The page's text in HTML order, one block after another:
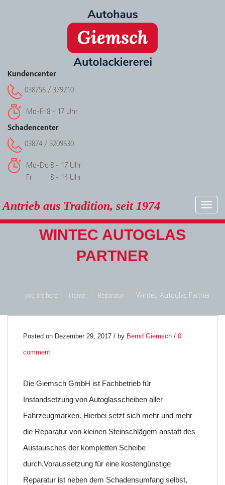
Kundencenter
038756 / 379710
Mo-Fr 8 - 17 Uhr
Schadencenter
03874 / 3209630
Mo-Do 8 - 17 Uhr
Fr
8 - 14 Uhr
Antrieb aus Tradition, seit 1974
WINTEC AUTOGLAS
PARTNER
you are here: Home Reparatur Wintec Autoglas Partner
29
DEZ.
0
Posted on Dezember 29, 2017 / by Bernd Giemsch / 0
comment
Die Giemsch GmbH ist Fachbetrieb für
Instandsetzung von Autoglasscheiben aller
Fahrzeugmarken. Hierbei setzt sich mehr und mehr
die Reparatur von kleinen Steinschlägem anstatt des
Austausches der kompletten Scheibe
durch.Voraussetzung für eine kostengünstige
Reparatur ist neben dem Schadensumfang selbst,